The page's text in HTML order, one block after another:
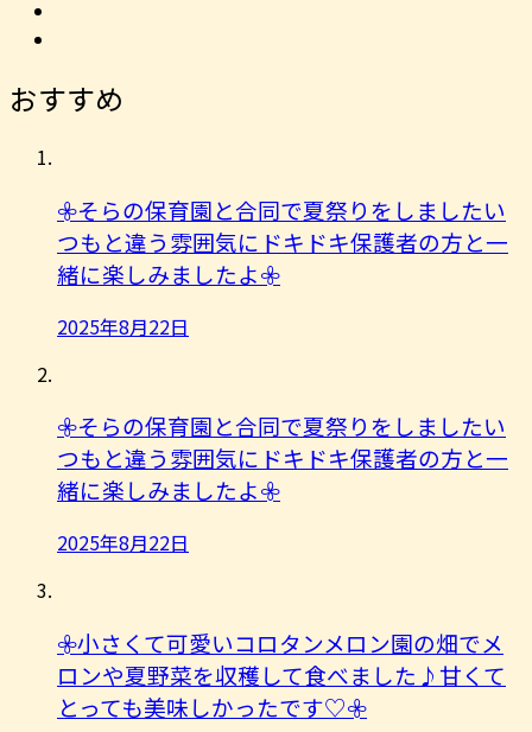
おすすめ
𖧷そらの保育園と合同で夏祭りをしましたい
つもと違う雰囲気にドキドキ保護者の方と一
緒に楽しみましたよ︎𖧷
2025年8月22日
𖧷そらの保育園と合同で夏祭りをしましたい
つもと違う雰囲気にドキドキ保護者の方と一
緒に楽しみましたよ︎𖧷
2025年8月22日
𖧷小さくて可愛いコロタンメロン園の畑でメ
ロンや夏野菜を収穫して食べました♪甘くて
とっても美味しかったです♡𖧷